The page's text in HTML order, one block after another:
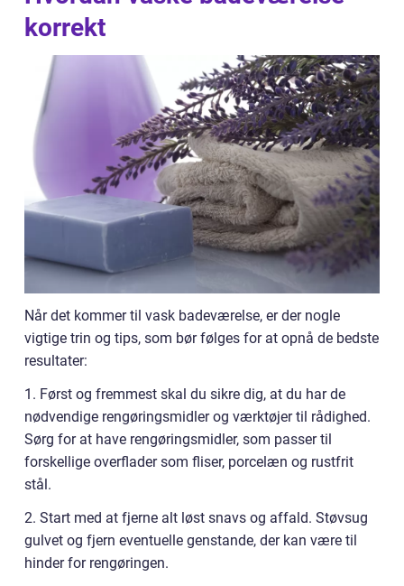
korrekt
Når det kommer til vask badeværelse, er der nogle
vigtige trin og tips, som bør følges for at opnå de bedste
resultater:
1. Først og fremmest skal du sikre dig, at du har de
nødvendige rengøringsmidler og værktøjer til rådighed.
Sørg for at have rengøringsmidler, som passer til
forskellige overflader som fliser, porcelæn og rustfrit
stål.
2. Start med at fjerne alt løst snavs og affald. Støvsug
gulvet og fjern eventuelle genstande, der kan være til
hinder for rengøringen.